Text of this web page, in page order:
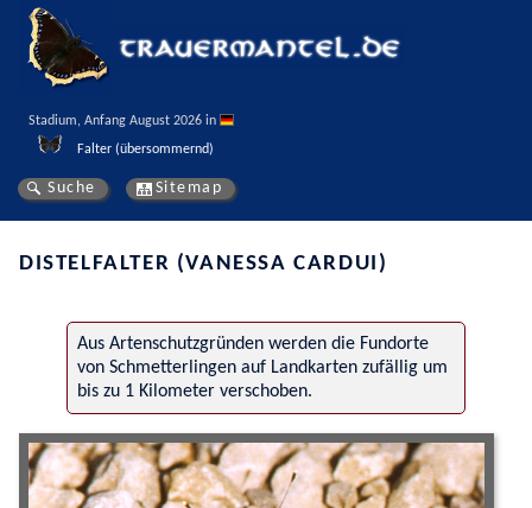
Stadium, Anfang August 2026 in
Falter (übersommernd)
Suche Sitemap
DISTELFALTER (VANESSA CARDUI)
Aus Artenschutzgründen werden die Fundorte
von Schmetterlingen auf Landkarten zufällig um
bis zu 1 Kilometer verschoben.